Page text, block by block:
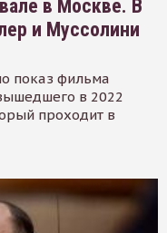
в Москве. В
и Муссолини
показ фильма
в 2022
проходит в